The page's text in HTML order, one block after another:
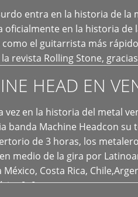
entra en la historia de la
oficialmente en la historia de
el guitarrista más
revista Rolling Stone,
HEAD EN
vez en la historia del metal
banda Machine Headcon su
de 3 horas, los
medio de la gira por
México, Costa Rica,
[…]